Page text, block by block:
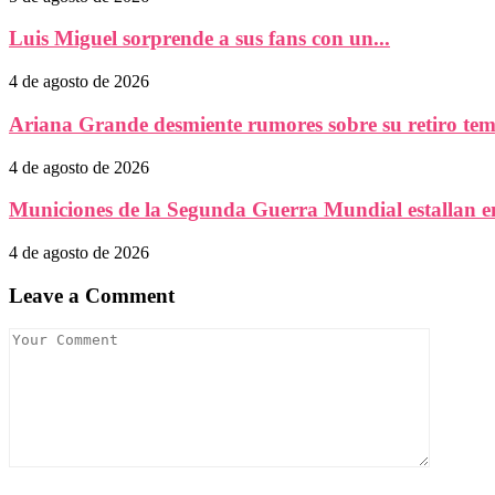
Luis Miguel sorprende a sus fans con un...
4 de agosto de 2026
Ariana Grande desmiente rumores sobre su retiro
4 de agosto de 2026
Municiones de la Segunda Guerra Mundial estallan
4 de agosto de 2026
Leave a Comment